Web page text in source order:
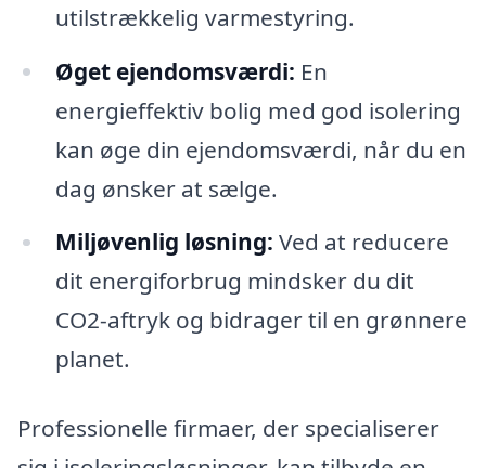
utilstrækkelig varmestyring.
Øget ejendomsværdi: En
energieffektiv bolig med god isolering
kan øge din ejendomsværdi, når du en
dag ønsker at sælge.
Miljøvenlig løsning: Ved at reducere
dit energiforbrug mindsker du dit
CO2-aftryk og bidrager til en grønnere
planet.
Professionelle firmaer, der specialiserer